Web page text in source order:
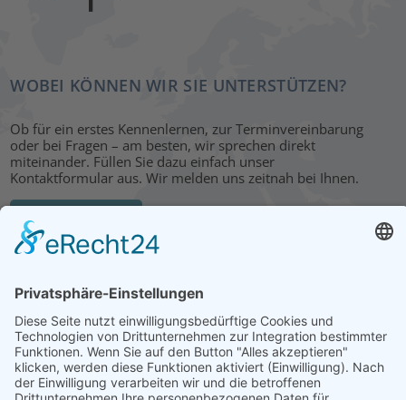
WOBEI KÖNNEN WIR SIE UNTERSTÜTZEN?
Ob für ein erstes Kennenlernen, zur Terminvereinbarung
oder bei Fragen – am besten, wir sprechen direkt
miteinander. Füllen Sie dazu einfach unser
Kontaktformular aus. Wir melden uns zeitnah bei Ihnen.
HAUPTBÜRO: LEIPZIG
Hohe Straße 11
04107 Leipzig